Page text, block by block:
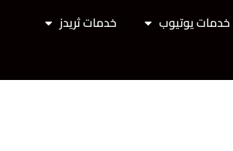
خدمات يوتيوب
خدمات ثريدز